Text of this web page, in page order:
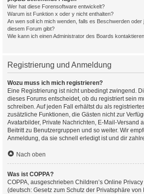
Wer hat diese Forensoftware entwickelt?
Warum ist Funktion x oder y nicht enthalten?
An wen soll ich mich wenden, falls es Beschwerden oder
diesem Forum gibt?
Wie kann ich einen Administrator des Boards
Registrierung und Anmeldung
Wozu muss ich mich registrieren?
Eine Registrierung ist nicht unbedingt zwingend.
dieses Forums entscheidet, ob du registriert sein
schreiben. Auf jeden Fall erhältst du als
zusätzliche Funktionen, die Gästen nicht zur
Avatarbilder, Private Nachrichten, E-Mail-Versand
Beitritt zu Benutzergruppen und so weiter. Wir
Anmeldung, da sie schnell erledigt ist und dir
Nach oben
Was ist COPPA?
COPPA, ausgeschrieben Children’s Online
(deutsch: Gesetz zum Schutz der Privatsphäre von